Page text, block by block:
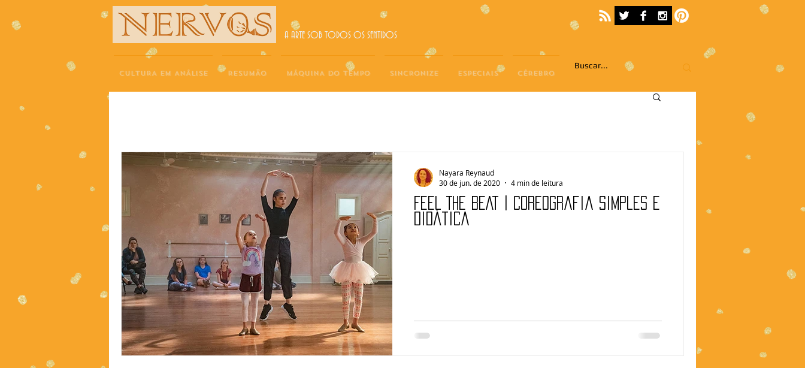
NERVOS A ARTE SOB TODOS OS SENTIDOS
CULTURA EM ANÁLISE RESUMÃO MÁQUINA DO TEMPO SINCRONIZE ESPECIAIS CÉREBRO
FEEL THE BEAT | Coreografia simples e
didática
Nayara Reynaud
30 de jun. de 2020
4 min de leitura